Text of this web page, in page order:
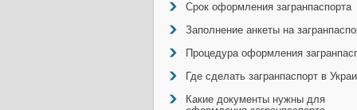
Срок оформления загранпаспорта
Заполнение анкеты на
Процедура оформления
Где сделать загранпаспорт в
Какие документы нужны для